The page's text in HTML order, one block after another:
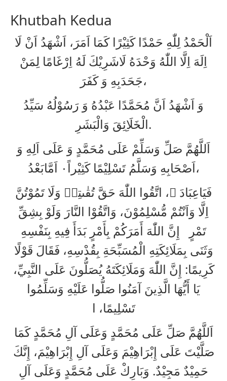
Khutbah Kedua
اَلْحَمْدُ لِلّٰهِ حَمْدًا كَثِيْرًا كَمَا اَمَرَ، اَشْهَدُ اَنْ لَا
اِلَهَ اِلَّا اللّٰهُ وَحْدَهُ لَاشَرِيْكَ لَهُ اِرْغَامًا لِمَنْ
جَحَدَبِهِ وَ كَفَرَ،
وَ اَشْهَدُ اَنَّ مُحَمَّدًا عَبْدُهُ وَ رَسُوْلُهُ سَيِّدُ
الْخَلَاِئِقَ وَالْبَشَرِ.
اَللَّهُمَّ صَلِّ وَسَلِّمْ عَلَى مُحَمَّدٍ وَ عَلَى اَلِهِ وَ
اَصْحَابِهِ وَسَلَّمُ تَسْلِيْمًا كَثِيْراً۰ اَمَّابَعْدُ،
فَيَاعِبَادَ ﷲ، اتَّقُوا اللّٰهَ حَقَّ تُقٰىتِهٖ وَلَا تَمُوْتُنَّ
اِلَّا وَاَنْتُمْ مُّسْلِمُوْنَ، وَاتَّقُوْا النَّارَ وَلَوْ بِشِقِّ
تَمْرٍ إِنَّ اللّٰهَ أَمَرَكُمْ بِأَمْرٍ بَدَأَ فِيهِ بِنَفْسِهِ
وَثَنَى بِمَلَائِكَتِهِ الْمُسَبِّحَةِ بِقُدْسِهِ، فَقَالَ قَوْلًا
كَرِيمًا: إِنَّ اللّٰهَ وَمَلَائِكَتَهُ يُصَلُّونَ عَلَى النَّبِيِّ،
يَا أَيُّهَا الَّذِينَ آمَنُوا صَلُّوا عَلَيْهِ وَسَلِّمُوا
تَسْلِيمًا، ا
اَللَّهُمَّ صَلِّ عَلَى مُحَمَّدٍ وَعَلَى آلِ مُحَمَّدٍ كَمَا
صَلَّيْتَ عَلَى إِبْرَاهِيْمَ وَعَلَى آلِ إِبْرَاهِيْمَ، إِنَّكَ
حَمِيْدٌ مَجِيْدٌ. وَبَارِكْ عَلَى مُحَمَّدٍ وَعَلَى آلِ